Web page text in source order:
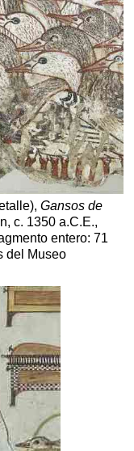
Gansos de
c. 1350 a.C.E.,
entero: 71
del Museo